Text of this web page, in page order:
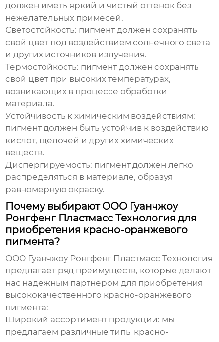
должен иметь яркий и чистый оттенок без
нежелательных примесей.
Светостойкость: пигмент должен сохранять
свой цвет под воздействием солнечного света
и других источников излучения.
Термостойкость: пигмент должен сохранять
свой цвет при высоких температурах,
возникающих в процессе обработки
материала.
Устойчивость к химическим воздействиям:
пигмент должен быть устойчив к воздействию
кислот, щелочей и других химических
веществ.
Диспергируемость: пигмент должен легко
распределяться в материале, образуя
равномерную окраску.
Почему выбирают ООО Гуанчжоу
Ронгфенг Пластмасс Технология для
приобретения красно-оранжевого
пигмента?
ООО Гуанчжоу Ронгфенг Пластмасс Технология
предлагает ряд преимуществ, которые делают
нас надежным партнером для приобретения
высококачественного красно-оранжевого
пигмента:
Широкий ассортимент продукции: мы
предлагаем различные типы красно-